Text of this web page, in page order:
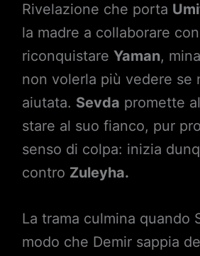
Rivelazione che porta
la madre a collaborare
riconquistare Yaman,
non volerla più vedere se
aiutata. Sevda promette
stare al suo fianco, pur
senso di colpa: inizia
contro Zuleyha.
La trama culmina quando
modo che Demir sappia